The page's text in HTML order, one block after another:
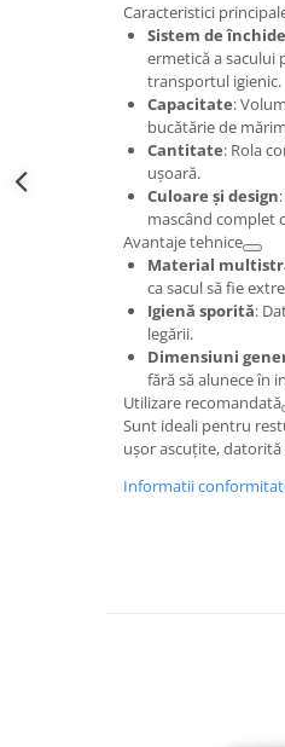
Caracteristici
Sistem de
ermetică a sacului
transportul igienic.
Capacitate:
bucătărie de
Cantitate: Rola
ușoară.
Culoare și design
mascând complet
Avantaje tehnice
Material
ca sacul să fie
Igienă sporită:
legării.
Dimensiuni
fără să alunece în
Utilizare recomandată
Sunt ideali pentru
ușor ascuțite,
Informatii